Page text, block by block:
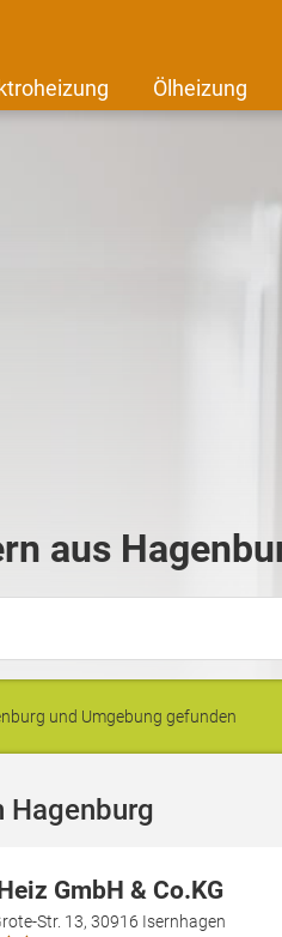
Ölheizung
aus
und Umgebung gefunden
Hagenburg
GmbH & Co.KG
Str. 13, 30916 Isernhagen